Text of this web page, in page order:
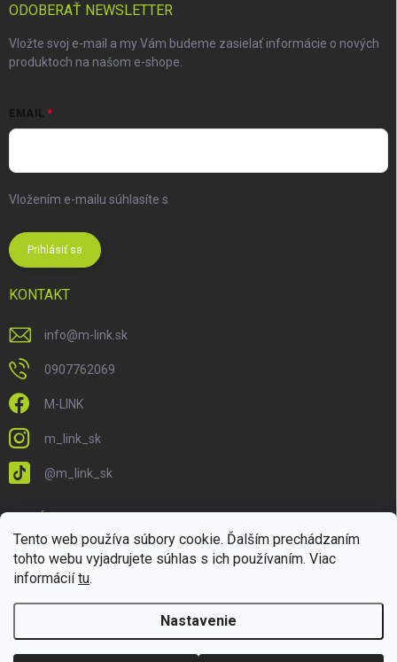
Tento web používa súbory cookie. Ďalším prechádzaním
tohto webu vyjadrujete súhlas s ich používaním. Viac
informáciítu.
Nastavenie
ODOBERAŤ NEWSLETTER
Vložte svoj e-mail a my Vám budeme zasielať informácie o nových
produktoch na našom e-shope.
EMAIL
Vložením e-mailu súhlasíte s
Prihlásiť sa
KONTAKT
info@m-link.sk
0907762069
M-LINK
m_link_sk
@m_link_sk
Copyright 2026M-LINK.sk. Všetky práva vyhradené.Upraviť nastavenie